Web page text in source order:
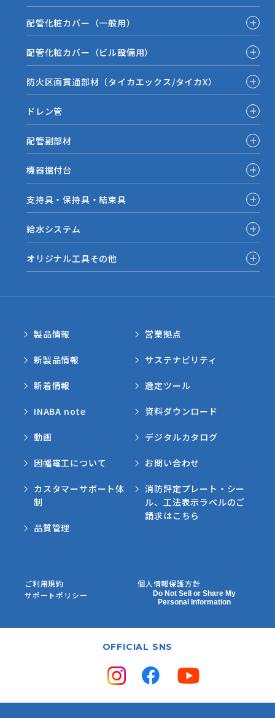
配管化粧カバー（一般用）
配管化粧カバー（ビル設備用）
防火区画貫通部材（タイカエックス/タイカX）
ドレン管
配管副部材
機器据付台
支持具・保持具・結束具
給水システム
オリジナル工具その他
製品情報
新製品情報
新着情報
INABA note
動画
因幡電工について
カスタマーサポート体
制
品質管理
営業拠点
サステナビリティ
選定ツール
資料ダウンロード
デジタルカタログ
お問い合わせ
消防評定プレート・シー
ル、工法表示ラベルのご
請求はこちら
ご利用規約
個人情報保護方針
サポートポリシー
Do Not Sell or Share My
Personal Information
OFFICIAL SNS